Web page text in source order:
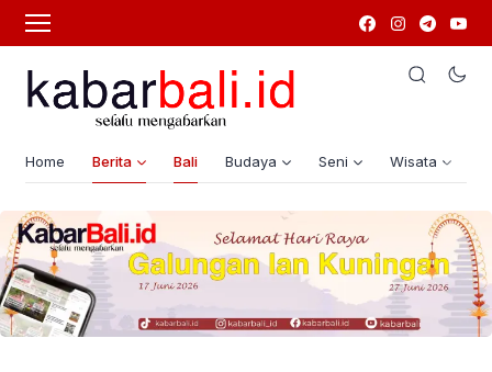
Home Berita Bali Budaya Seni Wisata